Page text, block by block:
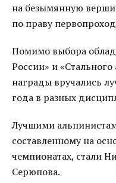
на безымянную
по праву
Помимо выбора
России» и «Стального
награды вручались
года в разных
Лучшими
составленному на
чемпионатах, стали
Серюпова.